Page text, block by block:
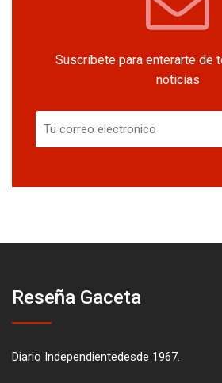
Suscríbete para enterarte de
noticias
Reseña Gaceta
Diario Independientedesde 1967.